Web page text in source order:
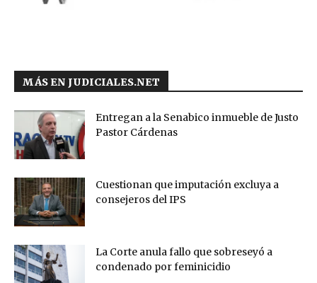
MÁS EN JUDICIALES.NET
Entregan a la Senabico inmueble de Justo
Pastor Cárdenas
Cuestionan que imputación excluya a
consejeros del IPS
La Corte anula fallo que sobreseyó a
condenado por feminicidio